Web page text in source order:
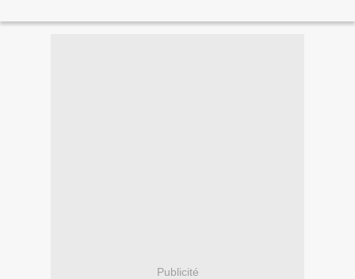
Publicité